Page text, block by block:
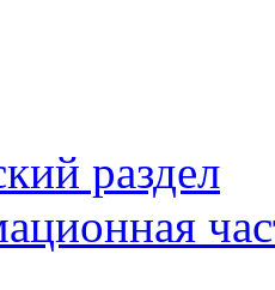
раздел